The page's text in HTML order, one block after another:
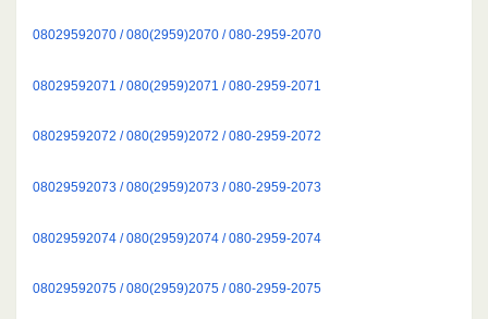
08029592070 / 080(2959)2070 / 080-2959-2070
08029592071 / 080(2959)2071 / 080-2959-2071
08029592072 / 080(2959)2072 / 080-2959-2072
08029592073 / 080(2959)2073 / 080-2959-2073
08029592074 / 080(2959)2074 / 080-2959-2074
08029592075 / 080(2959)2075 / 080-2959-2075